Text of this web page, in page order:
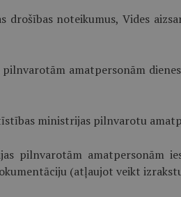
noteikumus, Vides
amatpersonām
ministrijas pilnvarotu
pilnvarotām amatpersonām
(atļaujot veikt